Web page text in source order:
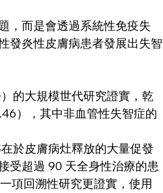
，而是會透過系統性免疫失
發炎性皮膚病患者發展出失智
的大規模世代研究證實，乾
），其中非血管性失智症的
於皮膚病灶釋放的大量促發
受超過 90 天全身性治療的患
項回溯性研究更證實，使用